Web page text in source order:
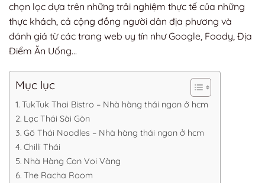
chọn lọc dựa trên những trải nghiệm thực tế của những
thực khách, cả cộng đồng người dân địa phương và
đánh giá từ các trang web uy tín như Google, Foody, Địa
Điểm Ăn Uống…
Mục lục
TukTuk Thai Bistro – Nhà hàng thái ngon ở hcm
Lạc Thái Sài Gòn
Gõ Thái Noodles – Nhà hàng thái ngon ở hcm
Chilli Thái
Nhà Hàng Con Voi Vàng
The Racha Room